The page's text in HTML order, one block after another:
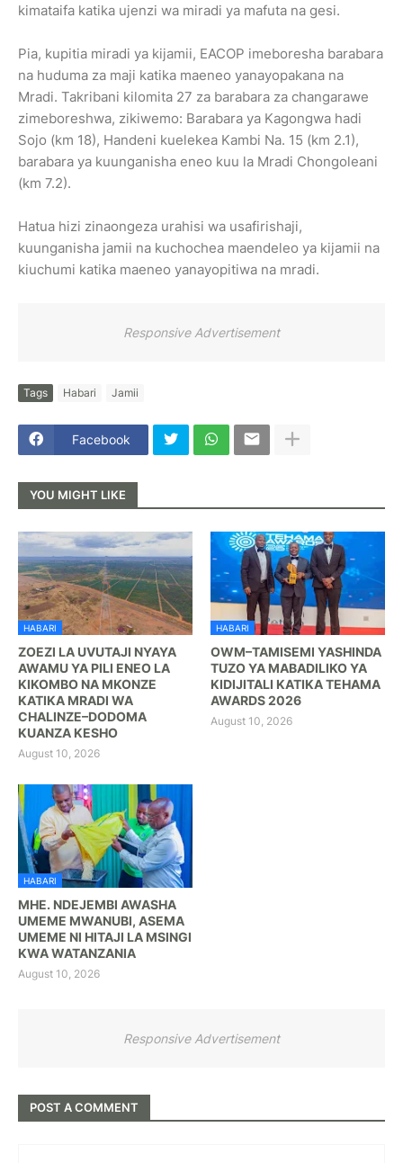
kimataifa katika ujenzi wa miradi ya mafuta na gesi.
Pia, kupitia miradi ya kijamii, EACOP imeboresha barabara
na huduma za maji katika maeneo yanayopakana na
Mradi. Takribani kilomita 27 za barabara za changarawe
zimeboreshwa, zikiwemo: Barabara ya Kagongwa hadi
Sojo (km 18), Handeni kuelekea Kambi Na. 15 (km 2.1),
barabara ya kuunganisha eneo kuu la Mradi Chongoleani
(km 7.2).
Hatua hizi zinaongeza urahisi wa usafirishaji,
kuunganisha jamii na kuchochea maendeleo ya kijamii na
kiuchumi katika maeneo yanayopitiwa na mradi.
Responsive Advertisement
Tags Habari Jamii
Facebook
YOU MIGHT LIKE
HABARI
ZOEZI LA UVUTAJI NYAYA
AWAMU YA PILI ENEO LA
KIKOMBO NA MKONZE
KATIKA MRADI WA
CHALINZE–DODOMA
KUANZA KESHO
August 10, 2026
HABARI
OWM–TAMISEMI YASHINDA
TUZO YA MABADILIKO YA
KIDIJITALI KATIKA TEHAMA
AWARDS 2026
August 10, 2026
HABARI
MHE. NDEJEMBI AWASHA
UMEME MWANUBI, ASEMA
UMEME NI HITAJI LA MSINGI
KWA WATANZANIA
August 10, 2026
Responsive Advertisement
POST A COMMENT